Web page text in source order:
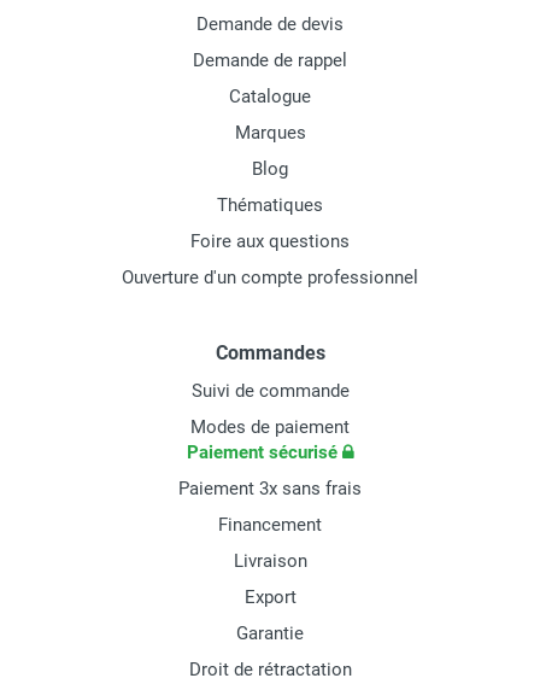
Demande de devis
Demande de rappel
Catalogue
Marques
Blog
Thématiques
Foire aux questions
Ouverture d'un compte professionnel
Commandes
Suivi de commande
Modes de paiement
Paiement sécurisé
Paiement 3x sans frais
Financement
Livraison
Export
Garantie
Droit de rétractation